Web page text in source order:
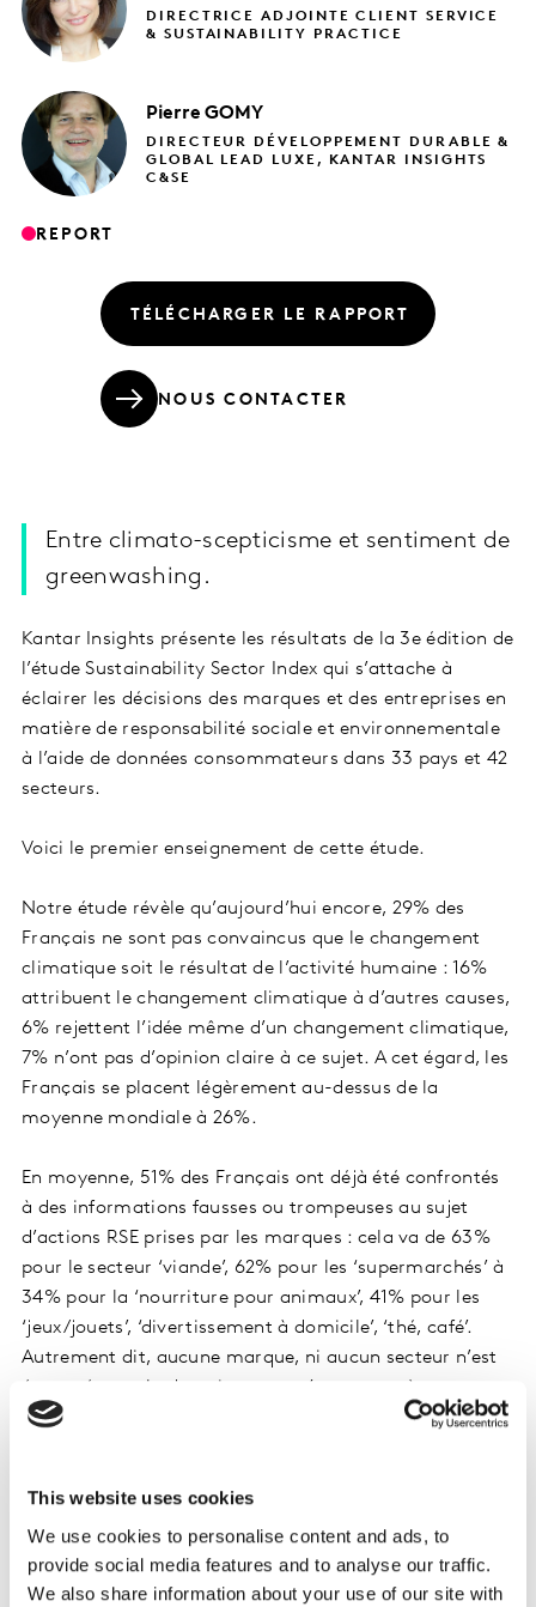
This website uses cookies
We use cookies to personalise content and ads, to
provide social media features and to analyse our traffic.
We also share information about your use of our site with
DIRECTRICE ADJOINTE CLIENT SERVICE
& SUSTAINABILITY PRACTICE
Pierre GOMY
DIRECTEUR DÉVELOPPEMENT DURABLE &
GLOBAL LEAD LUXE, KANTAR INSIGHTS
C&SE
REPORT
TÉLÉCHARGER LE RAPPORT
NOUS CONTACTER
Entre climato-scepticisme et sentiment de
greenwashing.
Kantar Insights présente les résultats de la 3e édition de
l’étude Sustainability Sector Index qui s’attache à
éclairer les décisions des marques et des entreprises en
matière de responsabilité sociale et environnementale
à l’aide de données consommateurs dans 33 pays et 42
secteurs.
Voici le premier enseignement de cette étude.
Notre étude révèle qu’aujourd’hui encore, 29% des
Français ne sont pas convaincus que le changement
climatique soit le résultat de l’activité humaine : 16%
attribuent le changement climatique à d’autres causes,
6% rejettent l’idée même d’un changement climatique,
7% n’ont pas d’opinion claire à ce sujet. A cet égard, les
Français se placent légèrement au-dessus de la
moyenne mondiale à 26%.
En moyenne, 51% des Français ont déjà été confrontés
à des informations fausses ou trompeuses au sujet
d’actions RSE prises par les marques : cela va de 63%
pour le secteur ‘viande’, 62% pour les ‘supermarchés’ à
34% pour la ‘nourriture pour animaux’, 41% pour les
‘jeux/jouets’, ‘divertissement à domicile’, ‘thé, café’.
Autrement dit, aucune marque, ni aucun secteur n’est
épargné, et cela devrait encore s’accentuer à mesure
que les consommateurs s’engagent, s’informent et